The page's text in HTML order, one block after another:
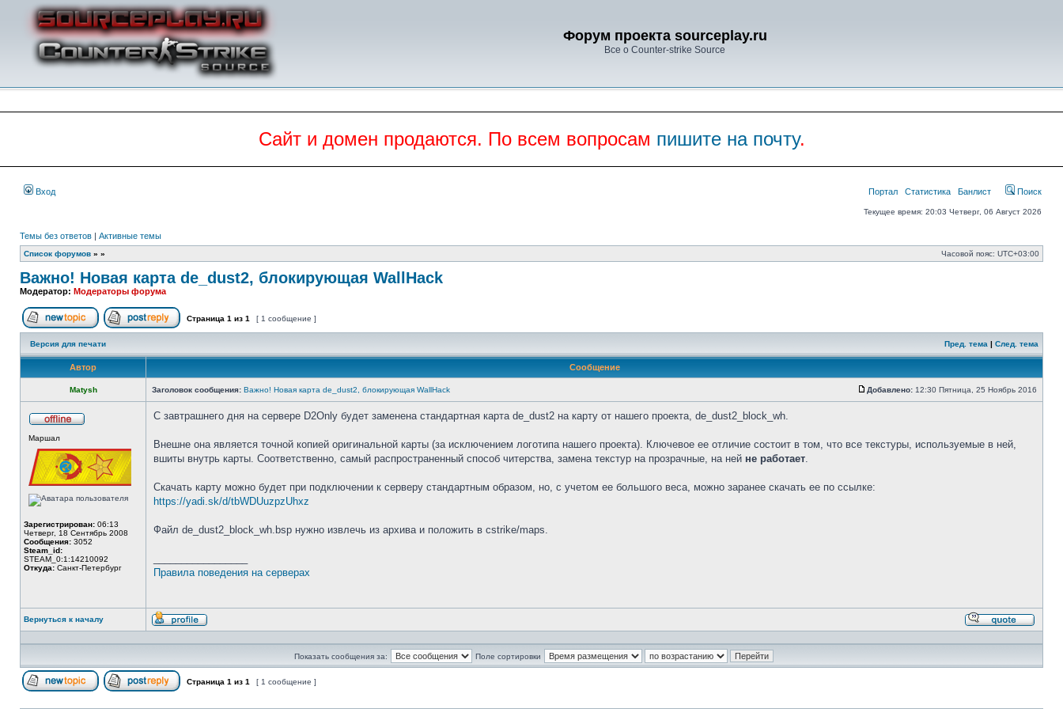
Форум проекта sourceplay.ru
Все о Counter-strike Source
Сайт и домен продаются. По всем вопросам пишите на почту.
Вход Портал Статистика Банлист Поиск
Текущее время: 20:03 Четверг, 06 Август 2026
Темы без ответов | Активные темы
Список форумов » » Часовой пояс: UTC+03:00
Важно! Новая карта de_dust2, блокирующая WallHack
Модератор: Модераторы форума
Начать новую тему Ответить на тему
Страница 1 из 1 [ 1 сообщение ]
Версия для печати Пред. тема | След. тема
Автор Сообщение
Matysh Заголовок сообщения: Важно! Новая карта de_dust2, блокирующая WallHack
Сообщение
Добавлено: 12:30 Пятница, 25 Ноябрь 2016
сети
Маршал
Зарегистрирован: 06:13
Четверг, 18 Сентябрь 2008
Сообщения: 3052
Steam_id:
STEAM_0:1:14210092
Откуда: Санкт-Петербург
C завтрашнего дня на сервере D2Only будет заменена стандартная карта de_dust2 на карту от нашего проекта, de_dust2_block_wh.
Внешне она является точной копией оригинальной карты (за исключением логотипа нашего проекта). Ключевое ее отличие состоит в том, что все текстуры, используемые в ней,
вшиты внутрь карты. Соответственно, самый распространенный способ читерства, замена текстур на прозрачные, на ней не работает.
Скачать карту можно будет при подключении к серверу стандартным образом, но, с учетом ее большого веса, можно заранее скачать ее по ссылке:
https://yadi.sk/d/tbWDUuzpzUhxz
Файл de_dust2_block_wh.bsp нужно извлечь из архива и положить в cstrike/maps.
Правила поведения на серверах
Вернуться к началу
Профиль
Показать сообщения за:
Поле сортировки
Страница 1 из 1 [ 1 сообщение ]